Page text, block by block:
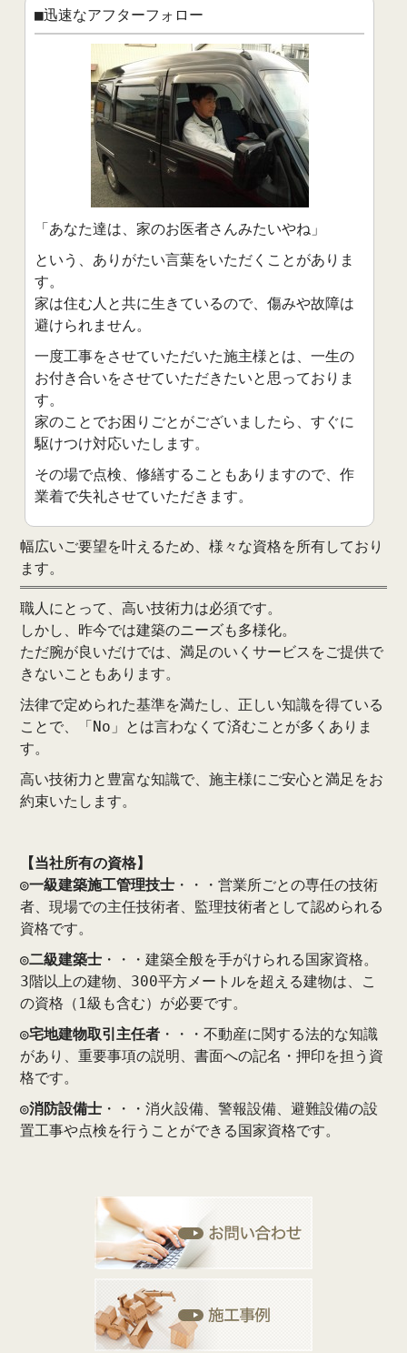
■迅速なアフターフォロー
「あなた達は、家のお医者さんみたいやね」
という、ありがたい言葉をいただくことがありま
す。
家は住む人と共に生きているので、傷みや故障は
避けられません。
一度工事をさせていただいた施主様とは、一生の
お付き合いをさせていただきたいと思っておりま
す。
家のことでお困りごとがございましたら、すぐに
駆けつけ対応いたします。
その場で点検、修繕することもありますので、作
業着で失礼させていただきます。
幅広いご要望を叶えるため、様々な資格を所有しており
ます。
職人にとって、高い技術力は必須です。
しかし、昨今では建築のニーズも多様化。
ただ腕が良いだけでは、満足のいくサービスをご提供で
きないこともあります。
法律で定められた基準を満たし、正しい知識を得ている
ことで、「No」とは言わなくて済むことが多くありま
す。
高い技術力と豊富な知識で、施主様にご安心と満足をお
約束いたします。
【当社所有の資格】
◎一級建築施工管理技士 ・・・営業所ごとの専任の技術
者、現場での主任技術者、監理技術者として認められる
資格です。
◎二級建築士 ・・・建築全般を手がけられる国家資格。
3階以上の建物、300平方メートルを超える建物は、こ
の資格（1級も含む）が必要です。
◎宅地建物取引主任者 ・・・不動産に関する法的な知識
があり、重要事項の説明、書面への記名・押印を担う資
格です。
◎消防設備士 ・・・消火設備、警報設備、避難設備の設
置工事や点検を行うことができる国家資格です。